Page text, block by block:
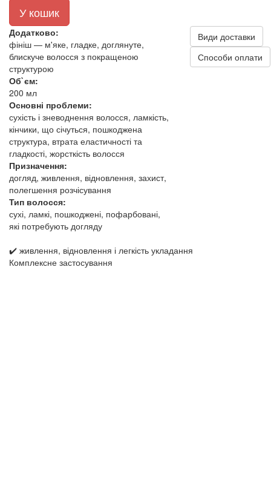
У кошик
Додатково:
фініш — м'яке, гладке, доглянуте,
блискуче волосся з покращеною
структурою
Об`єм:
200 мл
Основні проблеми:
сухість і зневоднення волосся, ламкість,
кінчики, що січуться, пошкоджена
структура, втрата еластичності та
гладкості, жорсткість волосся
Призначення:
догляд, живлення, відновлення, захист,
полегшення розчісування
Тип волосся:
сухі, ламкі, пошкоджені, пофарбовані,
які потребують догляду
Види доставки
Способи оплати
✔️ живлення, відновлення і легкість укладання
Комплексне застосування